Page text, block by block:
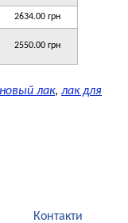
2634.00 грн
2550.00 грн
лак, лак для
Контакти